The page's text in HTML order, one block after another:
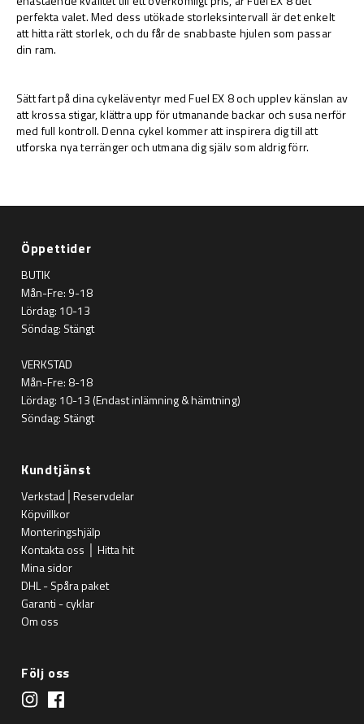
perfekta valet. Med dess utökade storleksintervall är det enkelt
att hitta rätt storlek, och du får de snabbaste hjulen som passar
din ram.
Sätt fart på dina cykeläventyr med Fuel EX 8 och upplev känslan av
att krossa stigar, klättra upp för utmanande backar och susa nerför
med full kontroll. Denna cykel kommer att inspirera dig till att
utforska nya terränger och utmana dig själv som aldrig förr.
Öppettider
BUTIK
Mån-Fre: 9-18
Lördag: 10-13
Söndag: Stängt
VERKSTAD
Mån-Fre: 8-18
Lördag: 10-13 (Endast inlämning & hämtning)
Söndag: Stängt
Kundtjänst
Verkstad│Reservdelar
Köpvillkor
Monteringshjälp
Kontakta oss │ Hitta hit
Mina sidor
DHL - Spåra paket
Garanti - cyklar
Om oss
Följ oss